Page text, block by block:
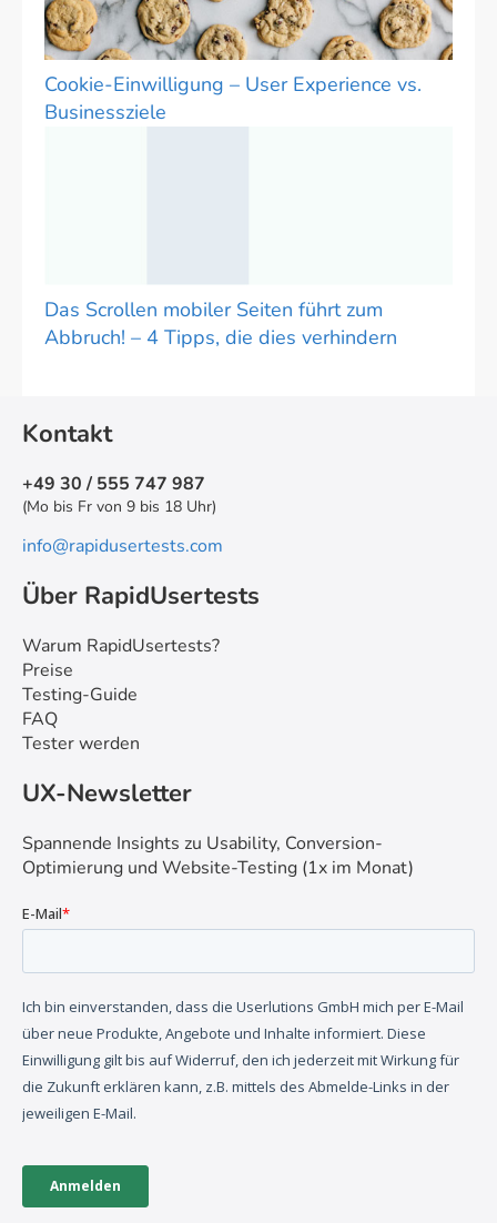
Cookie-Einwilligung – User Experience vs.
Businessziele
Das Scrollen mobiler Seiten führt zum
Abbruch! – 4 Tipps, die dies verhindern
Kontakt
+49 30 / 555 747 987
(Mo bis Fr von 9 bis 18 Uhr)
info@rapidusertests.com
Über RapidUsertests
Warum RapidUsertests?
Preise
Testing-Guide
FAQ
Tester werden
UX-Newsletter
Spannende Insights zu Usability, Conversion-
Optimierung und Website-Testing (1x im Monat)